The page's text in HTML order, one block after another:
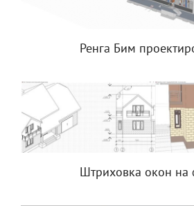
Ренга Бим
Штриховка окон на